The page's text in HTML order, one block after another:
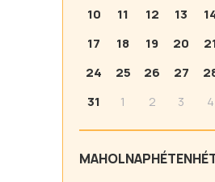
10 11 12 13
17
18 19 20
24
25 26 27
31
1 2 3 4
MAHOLNAPHÉTEN